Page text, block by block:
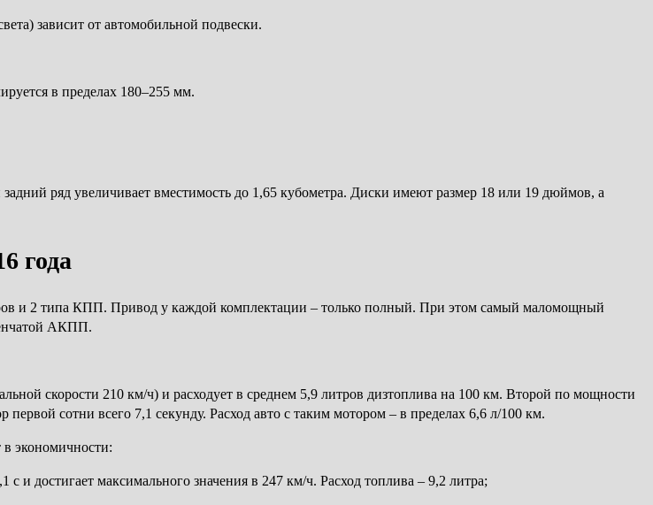
зависит от автомобильной подвески.
в пределах 180–255 мм.
ряд увеличивает вместимость до 1,65 кубометра. Диски имеют размер 18 или 19 дюймов, а
года
и 2 типа КПП. Привод у каждой комплектации – только полный. При этом самый маломощный
АКПП.
скорости 210 км/ч) и расходует в среднем 5,9 литров дизтоплива на 100 км. Второй по мощности
сотни всего 7,1 секунду. Расход авто с таким мотором – в пределах 6,6 л/100 км.
в экономичности:
и достигает максимального значения в 247 км/ч. Расход топлива – 9,2 литра;